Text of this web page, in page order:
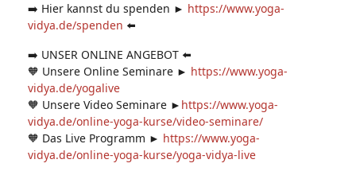
➡️ Hier kannst du spenden ► https://www.yoga-
vidya.de/spenden ⬅️
➡️ UNSER ONLINE ANGEBOT ⬅️
🧡 Unsere Online Seminare ► https://www.yoga-
vidya.de/yogalive
🧡 Unsere Video Seminare ► https://www.yoga-
vidya.de/online-yoga-kurse/video-seminare/
🧡 Das Live Programm ► https://www.yoga-
vidya.de/online-yoga-kurse/yoga-vidya-live